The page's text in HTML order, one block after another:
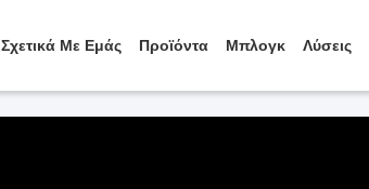
Σχετικά Με Εμάς Προϊόντα Μπλογκ Λύσεις